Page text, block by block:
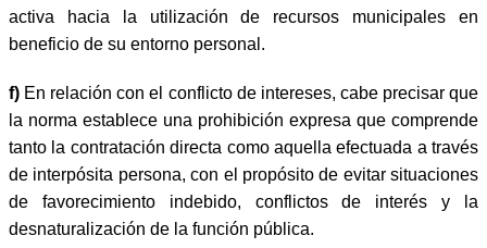
activa hacia la utilización de recursos municipales en
beneficio de su entorno personal.
f) En relación con el conflicto de intereses, cabe precisar que
la norma establece una prohibición expresa que comprende
tanto la contratación directa como aquella efectuada a través
de interpósita persona, con el propósito de evitar situaciones
de favorecimiento indebido, conflictos de interés y la
desnaturalización de la función pública.